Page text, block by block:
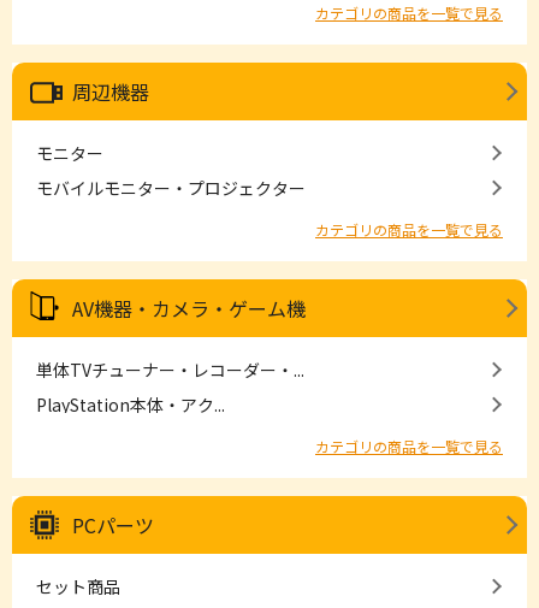
カテゴリの商品を一覧で見る
周辺機器
モニター
モバイルモニター・プロジェクター
カテゴリの商品を一覧で見る
AV機器・カメラ・ゲーム機
単体TVチューナー・レコーダー・...
PlayStation本体・アク...
カテゴリの商品を一覧で見る
PCパーツ
セット商品